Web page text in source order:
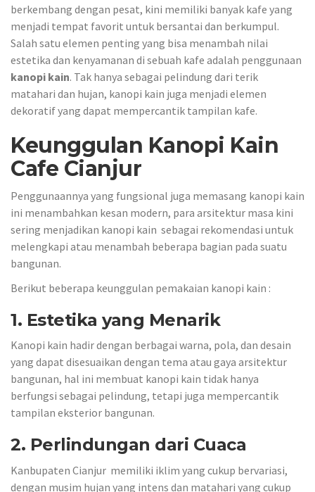
berkembang dengan pesat, kini memiliki banyak kafe yang
menjadi tempat favorit untuk bersantai dan berkumpul.
Salah satu elemen penting yang bisa menambah nilai
estetika dan kenyamanan di sebuah kafe adalah penggunaan
kanopi kain. Tak hanya sebagai pelindung dari terik
matahari dan hujan, kanopi kain juga menjadi elemen
dekoratif yang dapat mempercantik tampilan kafe.
Keunggulan Kanopi Kain
Cafe Cianjur
Penggunaannya yang fungsional juga memasang kanopi kain
ini menambahkan kesan modern, para arsitektur masa kini
sering menjadikan kanopi kain sebagai rekomendasi untuk
melengkapi atau menambah beberapa bagian pada suatu
bangunan.
Berikut beberapa keunggulan pemakaian kanopi kain :
1. Estetika yang Menarik
Kanopi kain hadir dengan berbagai warna, pola, dan desain
yang dapat disesuaikan dengan tema atau gaya arsitektur
bangunan, hal ini membuat kanopi kain tidak hanya
berfungsi sebagai pelindung, tetapi juga mempercantik
tampilan eksterior bangunan.
2. Perlindungan dari Cuaca
Kanbupaten Cianjur memiliki iklim yang cukup bervariasi,
dengan musim hujan yang intens dan matahari yang cukup